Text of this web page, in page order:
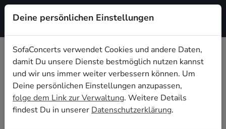
Registrieren
Alternative Hochzeitsbands
buchen in Chicago
Du bist auf der Suche nach einer Alternative
Hochzeitsband in Chicago für Deinen großen Tag?
Deine persönlichen Einstellungen
SofaConcerts verwendet Cookies und andere Daten,
damit Du unsere Dienste bestmöglich nutzen kannst
und wir uns immer weiter verbessern können. Um
Deine persönlichen Einstellungen anzupassen,
folge dem Link zur Verwaltung. Weitere Details
findest Du in unserer Datenschutzerklärung.